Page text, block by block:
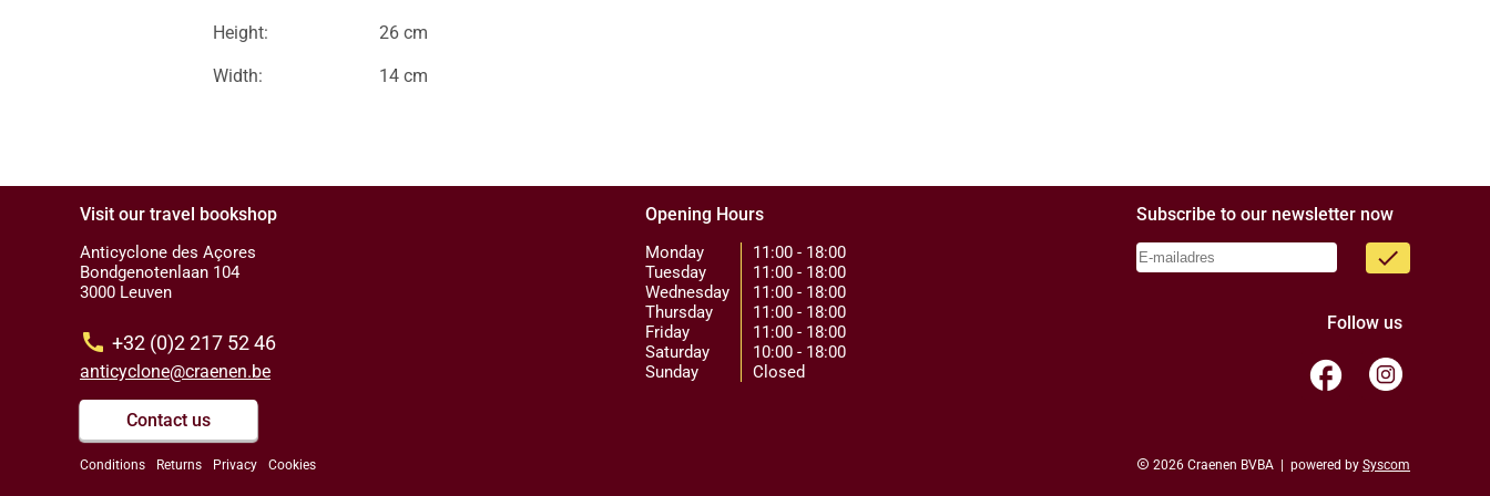
Height: 26 cm
Width: 14 cm
Visit our travel bookshop
Anticyclone des Açores
Bondgenotenlaan 104
3000 Leuven
call +32 (0)2 217 52 46
anticyclone@craenen.be
Contact us
Conditions Returns Privacy Cookies
Opening Hours
Monday
Tuesday
Wednesday
Thursday
Friday
Saturday
Sunday
11:00 - 18:00
11:00 - 18:00
11:00 - 18:00
11:00 - 18:00
11:00 - 18:00
10:00 - 18:00
Closed
Subscribe to our newsletter now
done
Follow us
facebook
copyright 2026 Craenen BVBA | powered by Syscom